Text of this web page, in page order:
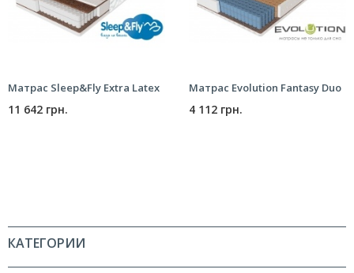
Матрас Sleep&Fly Extra Latex
11 642 грн.
Матрас Evolution Fantasy Duo
4 112 грн.
КАТЕГОРИИ